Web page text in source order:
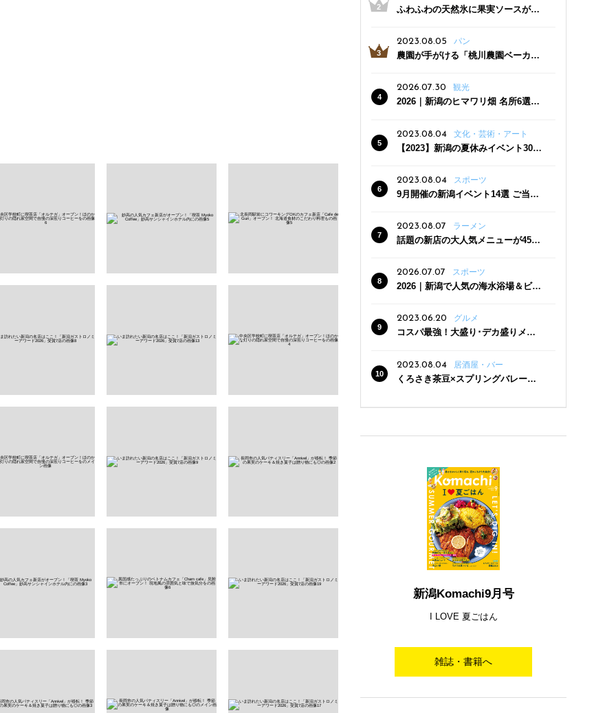
ふわふわの天然氷に果実ソースがた
三条駅近くにオープン
2023.08.05 パン
農園が手がける「桃川農園ベーカリ
った焼きたてパンのほか、ジェラー
トやスムージーも
2026.07.30 観光
2026｜新潟のヒマワリ畑 名所6選
2023.08.04
文化・芸術・アート
【2023】新潟の夏休みイベント30
2023.08.04
スポーツ
9月開催の新潟イベント14選 ご当地
2023.08.07 ラーメン
話題の新店の大人気メニューが450
クーポン登場
2026.07.07 スポーツ
2026｜新潟で人気の海水浴場＆ビー
2023.06.20
グルメ
コスパ最強！大盛り･デカ盛りメニ
2023.08.04
居酒屋・バー
くろさき茶豆×スプリングバレー豊
新潟Komachi9月号
I LOVE 夏ごはん
雑誌・書籍へ